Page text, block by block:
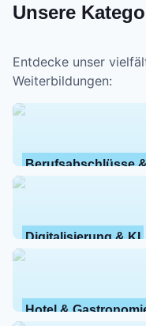
Unsere
Entdecke unser
Weiterbildungen:
Berufsabschlüsse
Digitalisierung & KI
Hotel &